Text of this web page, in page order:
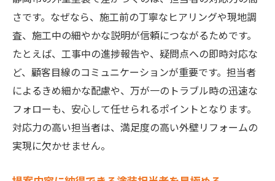
さです。なぜなら、施工前の丁寧なヒアリングや現地調
査、施工中の細やかな説明が信頼につながるためです。
たとえば、工事中の進捗報告や、疑問点への即時対応な
ど、顧客目線のコミュニケーションが重要です。担当者
によるきめ細かな配慮や、万が一のトラブル時の迅速な
フォローも、安心して任せられるポイントとなります。
対応力の高い担当者は、満足度の高い外壁リフォームの
実現に欠かせません。